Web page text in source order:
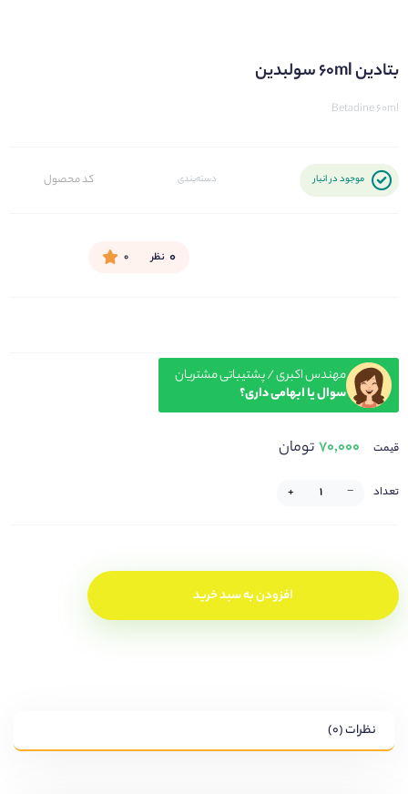
بتادین 60ml سولبدین
Betadine 60ml
موجود در انبار دسته‌بندی کد محصول
۰ نظر ۰
مهندس اکبری / پشتیباتی مشتریان
سوال یا ابهامی داری؟
قیمت ۷۰,۰۰۰تومان
تعداد −
+
افزودن به سبد خرید
نظرات (۰)